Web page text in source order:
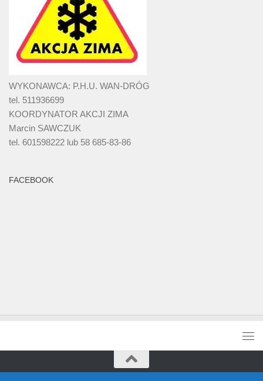
WYKONAWCA: P.H.U. WAN-DRÓG
tel. 511936699
KOORDYNATOR AKCJI ZIMA
Marcin SAWCZUK
tel. 601598222 lub 58 685-83-86
FACEBOOK